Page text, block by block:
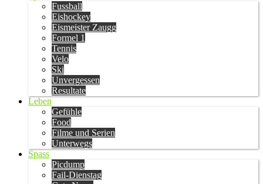
Fussball
Eishockey
Eismeister Zaugg
Formel 1
Tennis
Velo
Ski
Unvergessen
Resultate
Leben
Gefühle
Food
Filme und Serien
Unterwegs
Spass
Picdump
Fail-Dienstag